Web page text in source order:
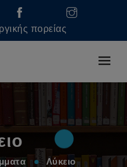
πορείας
Λύκειο